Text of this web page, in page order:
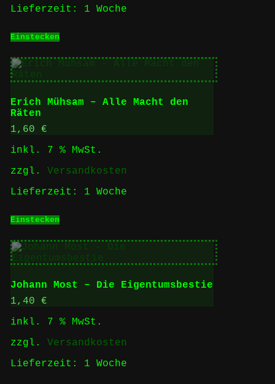
Lieferzeit: 1 Woche
Einstecken
Erich Mühsam – Alle Macht den
Räten
1,60 €
inkl. 7 % MwSt.
zzgl. Versandkosten
Lieferzeit: 1 Woche
Einstecken
Johann Most – Die Eigentumsbestie
1,40 €
inkl. 7 % MwSt.
zzgl. Versandkosten
Lieferzeit: 1 Woche